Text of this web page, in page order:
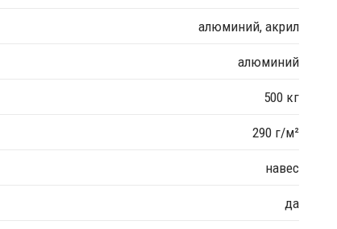
алюминий, акрил
алюминий
500 кг
290 г/м²
навес
да